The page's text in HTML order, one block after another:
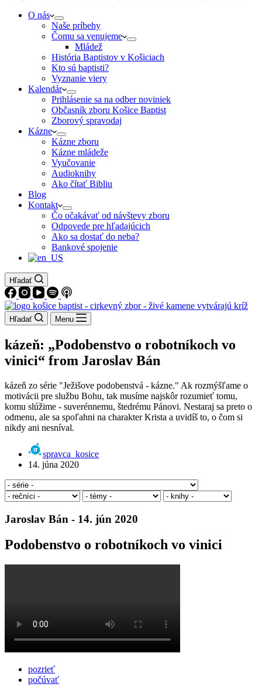
O nás
Naše príbehy
Čomu sa venujeme
Mládež
História Baptistov v Košiciach
Kto sú baptisti?
Vyznanie viery
Kalendár
Prihlásenie sa na odber noviniek
Občasník zboru Košice Baptist
Zborový spravodaj
Kázne
Kázne zboru
Kázne mládeže
Vyučovanie
Audioknihy
Ako čítať Bibliu
Blog
Kontakt
Čo očakávať od návštevy zboru
Odpovede pre hľadajúcich
Ako sa dostať do neba?
Bankové spojenie
Hľadať
Hľadať Menu
kázeň: „Podobenstvo o robotníkoch vo
vinici“ from Jaroslav Bán
kázeň zo série "Ježišove podobenstvá - kázne." Ak rozmýšľame o
motivácii pre službu Bohu, tak musíme najskôr rozumieť tomu,
komu slúžime - suverénnemu, štedrému Pánovi. Nestaraj sa preto o
odmenu, ale sa spoľahni na charakter Krista a uvidíš to, o čom si
nikdy ani nesníval.
spravca_kosice
14. júna 2020
Jaroslav Bán - 14. jún 2020
Podobenstvo o robotníkoch vo vinici
pozrieť
počúvať